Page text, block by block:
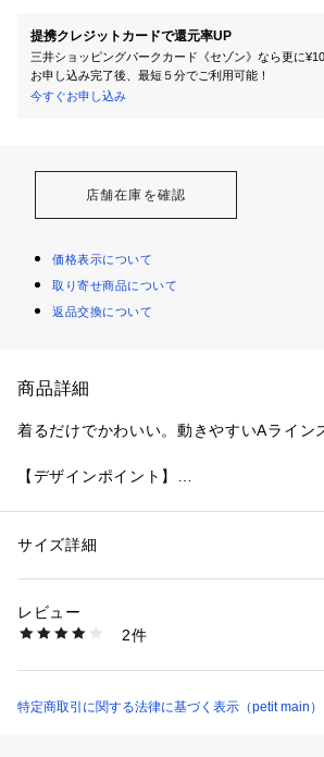
提携クレジットカードで還元率UP
三井ショッピングパークカード《セゾン》なら更に
お申し込み完了後、最短５分でご利用可能！
今すぐお申し込み
店舗在庫を確認
価格表示について
取り寄せ商品について
返品交換について
商品詳細
着るだけでかわいい。動きやすいAライン
【デザインポイント】
やわらかく肌ざわりの良い裏毛素材で、
いく決まります。
成長しても着られるゆとりシルエットで、
【スタイリング】
性別：キッズ・ベビー
素材：本体：綿80% ポリエステル20% リブ部分
生産国：中国
商品番号：
3510100004802
サイズ詳細
レビュー
2件
特定商取引に関する法律に基づく表示（petit main）